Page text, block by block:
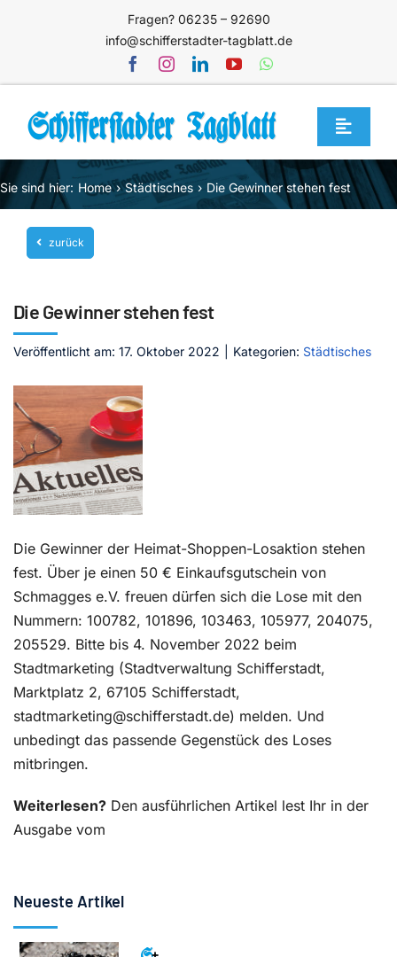
Fragen? 06235 – 92690
info@schifferstadter-tagblatt.de
Toggle
Home
Themen
Blog
Service
Mediathek
Jetzt abonnieren
Kontakt
Sie sind hier: Home Städtisches Die Gewinner stehen fest
zurück
Die Gewinner stehen fest
Veröffentlicht am: 17. Oktober 2022 Kategorien: Städtisches
Die Gewinner der Heimat-Shoppen-Losaktion stehen
fest. Über je einen 50 € Einkaufsgutschein von
Schmagges e.V. freuen dürfen sich die Lose mit den
Nummern: 100782, 101896, 103463, 105977, 204075,
205529. Bitte bis 4. November 2022 beim
Stadtmarketing (Stadtverwaltung Schifferstadt,
Marktplatz 2, 67105 Schifferstadt,
stadtmarketing@schifferstadt.de) melden. Und
unbedingt das passende Gegenstück des Loses
mitbringen.
Weiterlesen? Den ausführlichen Artikel lest Ihr in der
Ausgabe vom
Neueste Artikel